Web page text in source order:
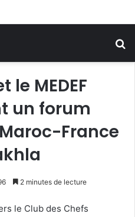
le MEDEF
un forum
France
2 minutes de lecture
le Club des Chefs